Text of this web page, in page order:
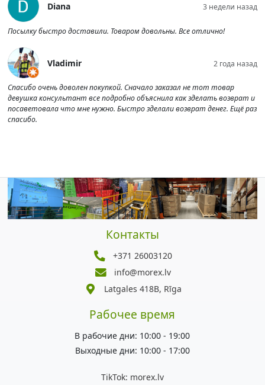
Diana 3 недели назад
Посылку быстро доставили. Товаром довольны. Все отлично!
Vladimir 2 года назад
Спасибо очень доволен покупкой. Сначало заказал не тот товар
девушка консультант все подробно объяснила как зделать возврат и
посаветовала что мне нужно. Быстро зделали возврат денег. Ещё раз
спасибо.
Контакты
+371 26003120
info@morex.lv
Latgales 418B, Rīga
Рабочее время
В рабочие дни: 10:00 - 19:00
Выходные дни: 10:00 - 17:00
TikTok: morex.lv